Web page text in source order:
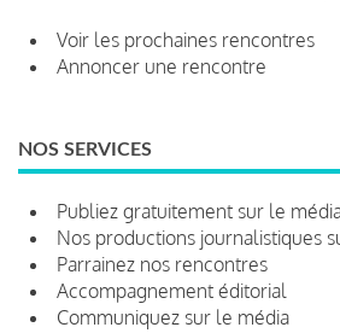
Voir les prochaines rencontres
Annoncer une rencontre
NOS SERVICES
Publiez gratuitement sur le
Nos productions journalistiques
Parrainez nos rencontres
Accompagnement éditorial
Communiquez sur le média